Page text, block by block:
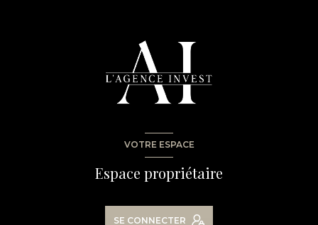
VOTRE ESPACE
Espace propriétaire
SE CONNECTER